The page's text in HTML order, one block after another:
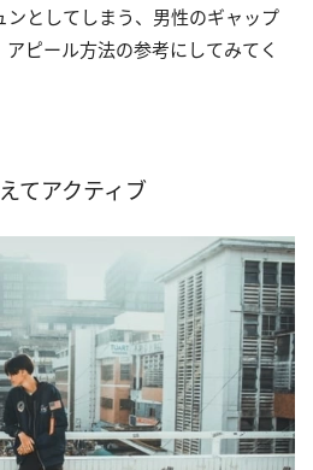
ンとしてしまう、男性のギャップ
ピール方法の参考にしてみてく
てアクティブ